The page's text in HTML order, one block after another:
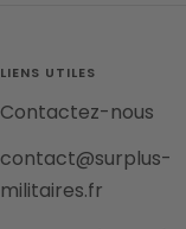
LIENS UTILES
Contactez-nous
contact@surplus-
militaires.fr